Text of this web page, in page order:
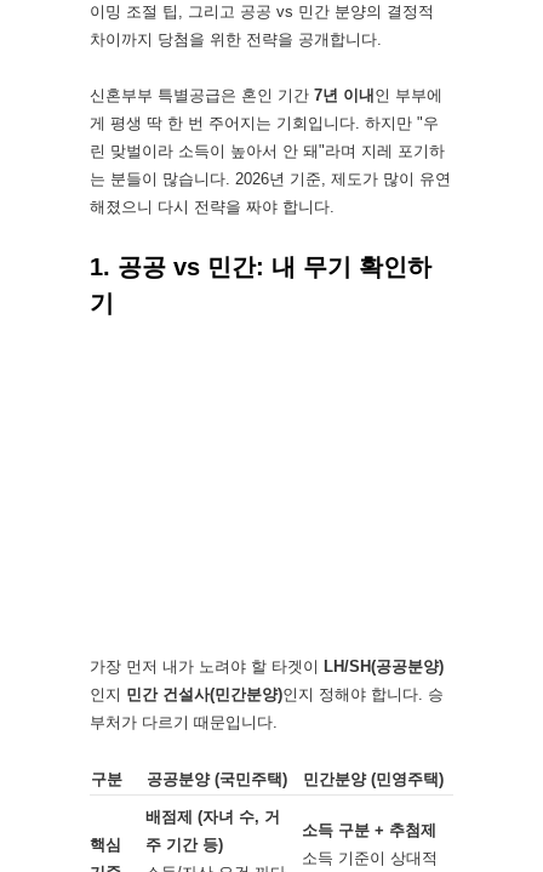
이밍 조절 팁, 그리고 공공 vs 민간 분양의 결정적
차이까지 당첨을 위한 전략을 공개합니다.
신혼부부 특별공급은 혼인 기간 7년 이내인 부부에
게 평생 딱 한 번 주어지는 기회입니다. 하지만 "우
린 맞벌이라 소득이 높아서 안 돼"라며 지레 포기하
는 분들이 많습니다. 2026년 기준, 제도가 많이 유연
해졌으니 다시 전략을 짜야 합니다.
1. 공공 vs 민간: 내 무기 확인하
기
가장 먼저 내가 노려야 할 타겟이 LH/SH(공공분양)
인지 민간 건설사(민간분양)인지 정해야 합니다. 승
부처가 다르기 때문입니다.
구분 공공분양 (국민주택) 민간분양 (민영주택)
핵심
배점제 (자녀 수, 거
주 기간 등)
소득 구분 + 추첨제
소득 기준이 상대적